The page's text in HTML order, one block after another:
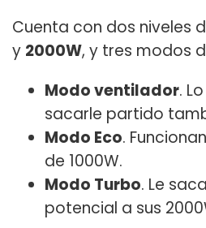
Cuenta con dos niveles
y 2000W, y tres modos
Modo ventilador.
sacarle partido
Modo Eco.
de 1000W.
Modo Turbo. Le
potencial a sus